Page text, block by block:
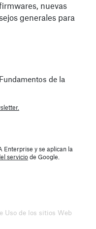
nuevas
generales para
de la
Enterprise y se aplican la
serviciode Google.
Uso de los sitios Web